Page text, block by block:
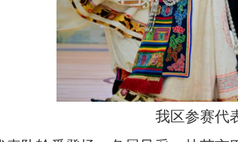
我区参赛代